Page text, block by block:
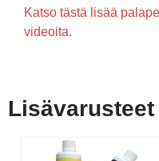
Katso tästä lisää
videoita.
Lisävarusteet